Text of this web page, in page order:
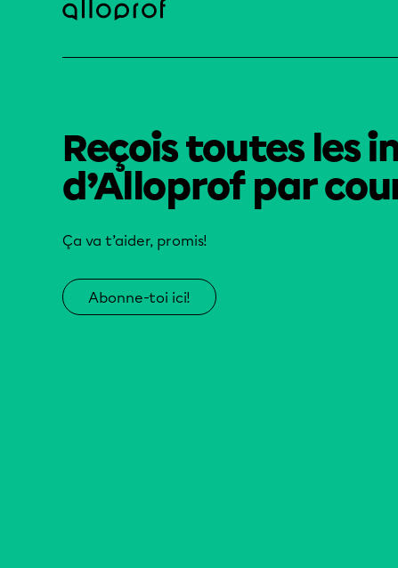
Reçois toutes les
d’Alloprof par
Ça va t’aider, promis!
Abonne-toi ici!